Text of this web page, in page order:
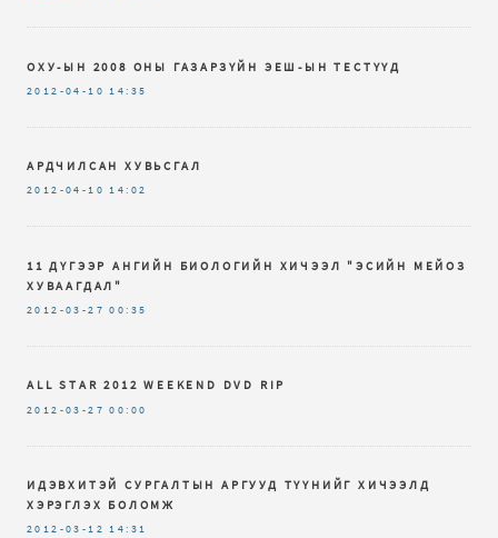
ОХУ-ЫН 2008 ОНЫ ГАЗАРЗҮЙН ЭЕШ-ЫН ТЕСТҮҮД
2012-04-10 14:35
АРДЧИЛСАН ХУВЬСГАЛ
2012-04-10 14:02
11 ДҮГЭЭР АНГИЙН БИОЛОГИЙН ХИЧЭЭЛ "ЭСИЙН МЕЙОЗ
ХУВААГДАЛ"
2012-03-27 00:35
ALL STAR 2012 WEEKEND DVD RIP
2012-03-27 00:00
ИДЭВХИТЭЙ СУРГАЛТЫН АРГУУД ТҮҮНИЙГ ХИЧЭЭЛД
ХЭРЭГЛЭХ БОЛОМЖ
2012-03-12 14:31